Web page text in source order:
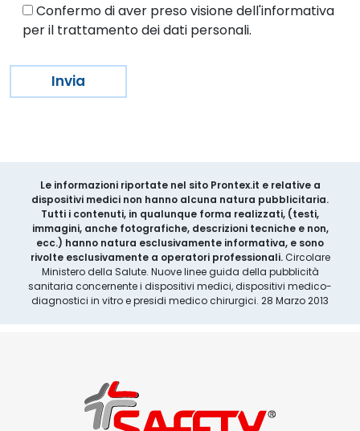
Confermo di aver preso visione dell'informativa
per il trattamento dei dati personali.
Le informazioni riportate nel sito Prontex.it e relative a
dispositivi medici non hanno alcuna natura pubblicitaria.
Tutti i contenuti, in qualunque forma realizzati, (testi,
immagini, anche fotografiche, descrizioni tecniche e non,
ecc.) hanno natura esclusivamente informativa, e sono
rivolte esclusivamente a operatori professionali.Circolare
Ministero della Salute. Nuove linee guida della pubblicità
sanitaria concernente i dispositivi medici, dispositivi medico-
diagnostici in vitro e presidi medico chirurgici. 28 Marzo 2013